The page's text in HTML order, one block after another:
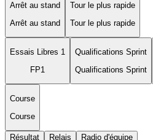
Arrêt au stand
Arrêt au stand
Tour le plus rapide
Tour le plus rapide
Essais Libres 1
FP1
Qualifications Sprint
Qualifications Sprint
Course
Course
Résultat Relais Radio d'équipe